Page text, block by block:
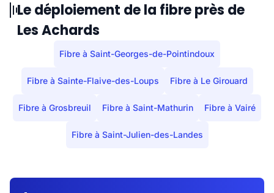
Le déploiement de la fibre près de
Les Achards
Fibre à Saint-Georges-de-Pointindoux
Fibre à Sainte-Flaive-des-Loups Fibre à Le Girouard
Fibre à Grosbreuil Fibre à Saint-Mathurin Fibre à Vairé
Fibre à Saint-Julien-des-Landes